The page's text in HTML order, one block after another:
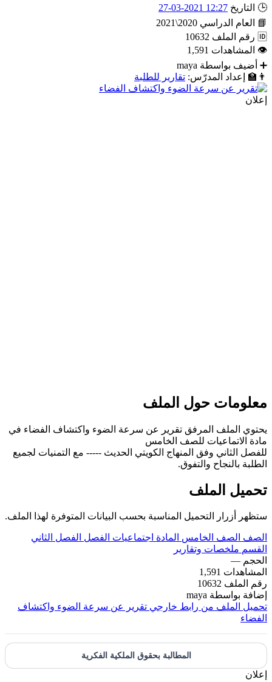
🕒 التاريخ 12:27 2021-03-27
📘
العام الدراسي 2020\2021
🆔 رقم الملف 10632
👁
المشاهدات 1,591
➕
أضيف بواسطة maya
👨‍🏫
إعداد المدرّس: تقارير للطلبة
إعلان
معلومات حول الملف
يحتوي الملف المرفق تقرير عن سرعة الضوء واكتشاف الفضاء في
مادة الاتماعيات للصف الخامس
للفصل الثاني وفق المنهاج الكويتي الحديث ----- مع التمنيات لجميع
الطلبة بالنجاح والتفوق.
تحميل الملف
ستظهر أزرار التحميل المناسبة بحسب البيانات المتوفرة لهذا الملف.
الصف الصف الخامس المادة اجتماعيات الفصل
الفصل الثاني
القسم ملخصات وتقارير
الحجم —
المشاهدات 1,591
رقم الملف 10632
إضافة بواسطة maya
تحميل الملف من رابط خارجي تقرير عن سرعة الضوء واكتشاف
الفضاء
المطالبة بحقوق الملكية الفكرية
إعلان